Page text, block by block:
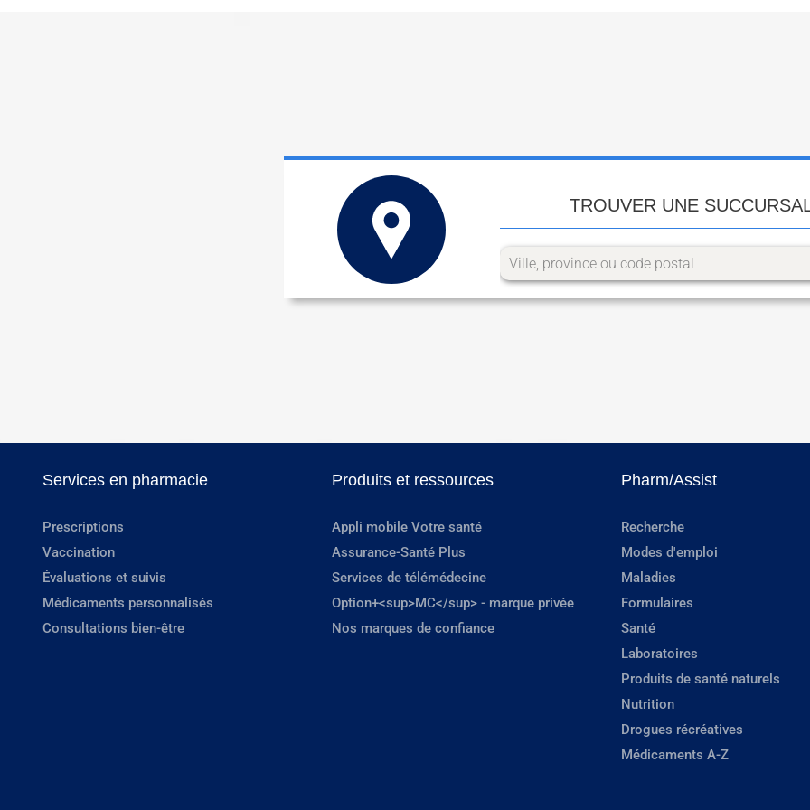
TROUVER UNE
Services en pharmacie
Prescriptions
Vaccination
Évaluations et suivis
Médicaments personnalisés
Consultations bien-être
Produits et ressources
Appli mobile Votre santé
Assurance-Santé Plus
Services de télémédecine
Option+<sup>MC</sup> - marque privée
Nos marques de confiance
Pharm/Assist
Recherche
Modes d'emploi
Maladies
Formulaires
Santé
Laboratoires
Produits de santé naturels
Nutrition
Drogues récréatives
Médicaments A-Z